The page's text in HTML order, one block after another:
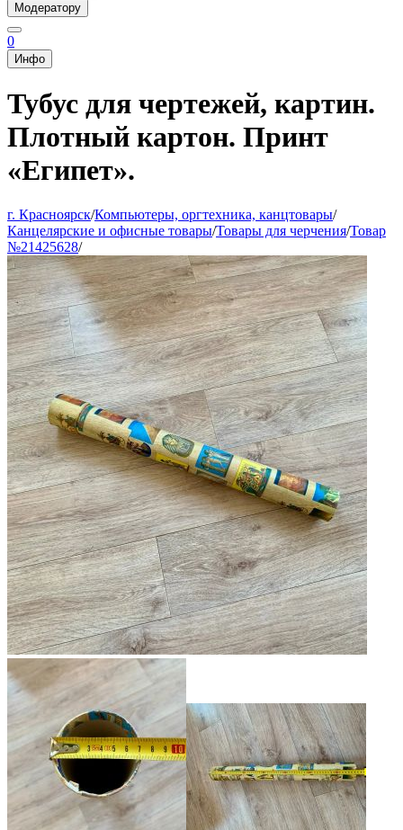
Модератору
0
Инфо
Тубус для чертежей, картин.
Плотный картон. Принт
«Египет».
г. Красноярск/Компьютеры, оргтехника, канцтовары/
Канцелярские и офисные товары/Товары для черчения/Товар
№21425628/